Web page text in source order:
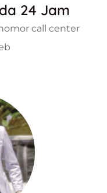
24 Jam
call center